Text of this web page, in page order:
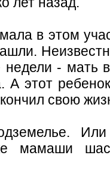
в этом
- мать
А этот
свою
Или
мамаши